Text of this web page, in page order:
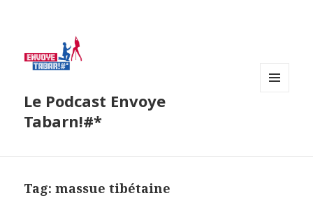
Le Podcast Envoye
Tabarn!#*
Tag:massue tibétaine